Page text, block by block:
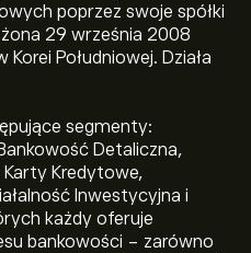
poprzez swoje spółki
29 września 2008
Południowej. Działa
segmenty:
Detaliczna,
Karty Kredytowe,
Inwestycyjna i
każdy oferuje
bankowości - zarówno